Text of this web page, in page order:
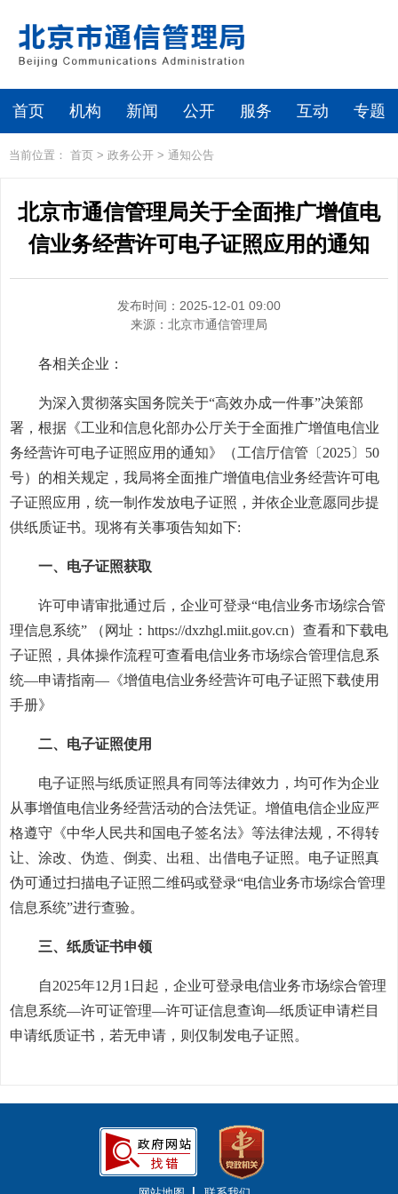
首页 机构 新闻 公开 服务 互动 专题
当前位置： 首页 > 政务公开 > 通知公告
北京市通信管理局关于全面推广增值电
信业务经营许可电子证照应用的通知
发布时间：2025-12-01 09:00
来源： 北京市通信管理局
各相关企业：
为深入贯彻落实国务院关于“高效办成一件事”决策部
署，根据《工业和信息化部办公厅关于全面推广增值电信业
务经营许可电子证照应用的通知》（工信厅信管〔2025〕50
号）的相关规定，我局将全面推广增值电信业务经营许可电
子证照应用，统一制作发放电子证照，并依企业意愿同步提
供纸质证书。现将有关事项告知如下:
一、电子证照获取
许可申请审批通过后，企业可登录“电信业务市场综合管
理信息系统” （网址：https://dxzhgl.miit.gov.cn）查看和下载电
子证照，具体操作流程可查看电信业务市场综合管理信息系
统—申请指南—《增值电信业务经营许可电子证照下载使用
手册》
二、电子证照使用
电子证照与纸质证照具有同等法律效力，均可作为企业
从事增值电信业务经营活动的合法凭证。增值电信企业应严
格遵守《中华人民共和国电子签名法》等法律法规，不得转
让、涂改、伪造、倒卖、出租、出借电子证照。电子证照真
伪可通过扫描电子证照二维码或登录“电信业务市场综合管理
信息系统”进行查验。
三、纸质证书申领
自2025年12月1日起，企业可登录电信业务市场综合管理
信息系统—许可证管理—许可证信息查询—纸质证申请栏目
申请纸质证书，若无申请，则仅制发电子证照。